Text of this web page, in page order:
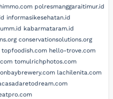
polresmanggaraitimur.id
informasikesehatan.id
kabarmataram.id
conservationsolutions.org
topfoodish.com hello-trove.com
tomulrichphotos.com
lachilenita.com